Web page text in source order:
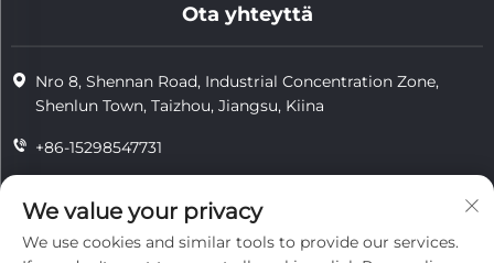
Ota yhteyttä
Nro 8, Shennan Road, Industrial Concentration Zone,
Shenlun Town, Taizhou, Jiangsu, Kiina
+86-15298547731
[email protected]
We value your privacy
We use cookies and similar tools to provide our services.